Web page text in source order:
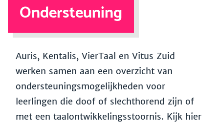
Ondersteuning
Auris, Kentalis, VierTaal en Vitus Zuid
werken samen aan een overzicht van
ondersteuningsmogelijkheden voor
leerlingen die doof of slechthorend zijn of
met een taalontwikkelingsstoornis. Kijk hier